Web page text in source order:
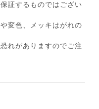
証するものではござい
変色、メッキはがれの
れがありますのでご注